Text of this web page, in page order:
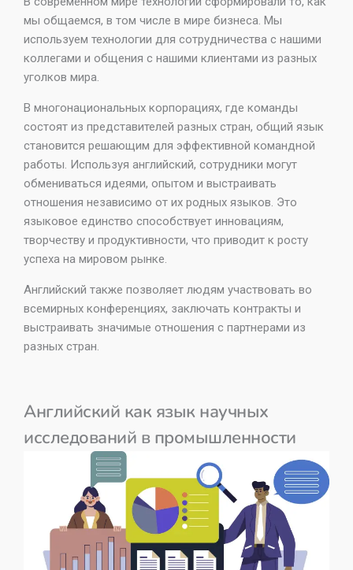
мы общаемся, в том числе в мире бизнеса. Мы
используем технологии для сотрудничества с нашими
коллегами и общения с нашими клиентами из разных
уголков мира.
В многонациональных корпорациях, где команды
состоят из представителей разных стран, общий язык
становится решающим для эффективной командной
работы. Используя английский, сотрудники могут
обмениваться идеями, опытом и выстраивать
отношения независимо от их родных языков. Это
языковое единство способствует инновациям,
творчеству и продуктивности, что приводит к росту
успеха на мировом рынке.
Английский также позволяет людям участвовать во
всемирных конференциях, заключать контракты и
выстраивать значимые отношения с партнерами из
разных стран.
Английский как язык научных
исследований в промышленности